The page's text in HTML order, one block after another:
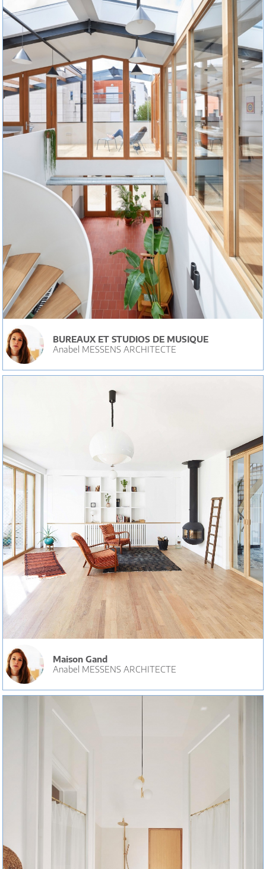
BUREAUX ET STUDIOS DE MUSIQUE
Anabel MESSENS ARCHITECTE
Maison Gand
Anabel MESSENS ARCHITECTE